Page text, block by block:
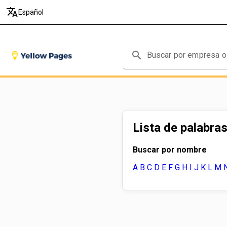
translate Español
search
Lista de
Buscar por nombre
A B C D E F G H I J K L M